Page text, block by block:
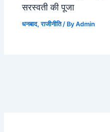
सरस्वती की पूजा
धनबाद,राजीनीति/ ByAdmin